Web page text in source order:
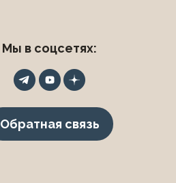
Обратная связь
Мы в соцсетях: